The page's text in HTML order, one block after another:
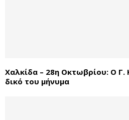
Χαλκίδα – 28η Οκτωβρίου: Ο Γ.
δικό του μήνυμα